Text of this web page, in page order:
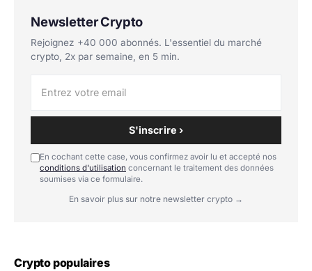
Newsletter Crypto
Rejoignez +40 000 abonnés. L'essentiel du marché
crypto, 2x par semaine, en 5 min.
S'inscrire ›
En cochant cette case, vous confirmez avoir lu et accepté nos
conditions d'utilisation concernant le traitement des données
soumises via ce formulaire.
En savoir plus sur notre newsletter crypto →
Crypto populaires